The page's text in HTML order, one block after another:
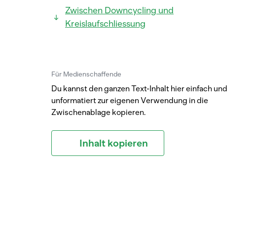
Zwischen Downcycling und
Kreislaufschliessung
Für Medienschaffende
Du kannst den ganzen Text-Inhalt hier einfach und
unformatiert zur eigenen Verwendung in die
Zwischenablage kopieren.
Inhalt kopieren